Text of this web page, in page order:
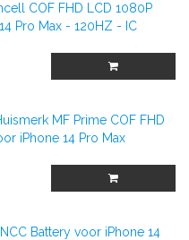
COF FHD LCD 1080P
Pro Max - 120HZ - IC
MF Prime COF FHD
iPhone 14 Pro Max
Battery voor iPhone 14